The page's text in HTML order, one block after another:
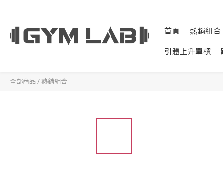
首頁 熱銷組合
引體上升單槓
全部商品 /熱銷組合